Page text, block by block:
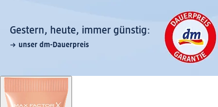
Gestern, heute, immer günstig:
unser dm-Dauerpreis